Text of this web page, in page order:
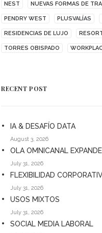
NEST NUEVAS FORMAS DE
PENDRY WEST PLUSVALÍAS
RESIDENCIAS DE LUJO
TORRES OBISPADO
RECENT POST
IA & DESAFÍO DATA
August 3, 2026
OLA OMNICANAL EXPANDE
July 31, 2026
FLEXIBILIDAD
July 31, 2026
USOS MIXTOS
July 31, 2026
SOCIAL MEDIA LABORAL